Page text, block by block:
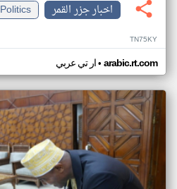
اخبار جزر القمر
Politics
TN75KY
ار تي عربي• arabic.rt.com